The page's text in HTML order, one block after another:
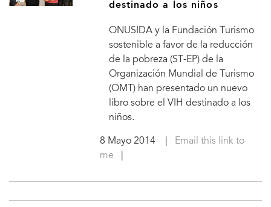
destinado a los niños
ONUSIDA y la Fundación Turismo
sostenible a favor de la reducción
de la pobreza (ST-EP) de la
Organización Mundial de Turismo
(OMT) han presentado un nuevo
libro sobre el VIH destinado a los
niños.
8 Mayo 2014|
Email this link to
me